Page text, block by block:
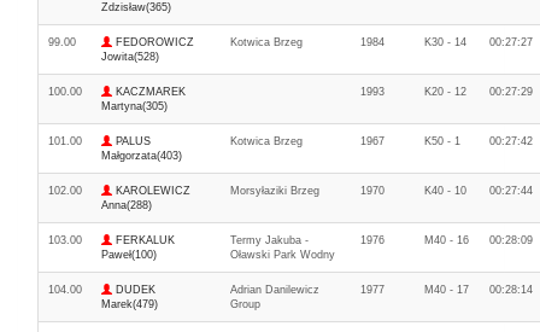
Zdzisław(365)
99.00
FEDOROWICZ
Jowita(528)
Kotwica Brzeg 1984 K30 - 14 00:27:27
100.00
KACZMAREK
Martyna(305)
1993 K20 - 12 00:27:29
101.00
PALUS
Małgorzata(403)
Kotwica Brzeg 1967 K50 - 1 00:27:42
102.00
KAROLEWICZ
Anna(288)
Morsyłaziki Brzeg 1970 K40 - 10 00:27:44
103.00
FERKALUK
Paweł(100)
Termy Jakuba -
Oławski Park Wodny
1976 M40 - 16 00:28:09
104.00
DUDEK
Marek(479)
Adrian Danilewicz
Group
1977 M40 - 17 00:28:14